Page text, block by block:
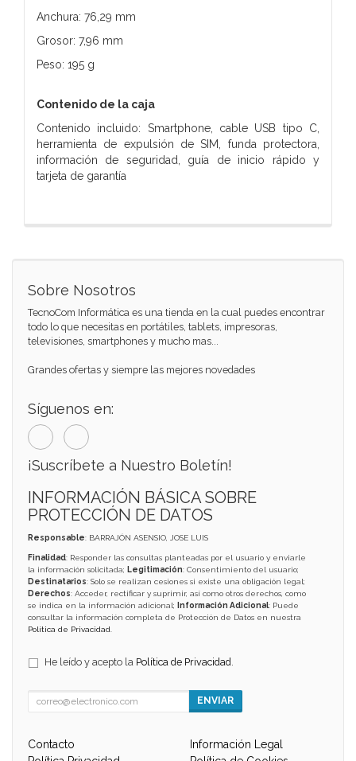
Anchura: 76,29 mm
Grosor: 7,96 mm
Peso: 195 g
Contenido de la caja
Contenido incluido: Smartphone, cable USB tipo C,
herramienta de expulsión de SIM, funda protectora,
información de seguridad, guía de inicio rápido y
tarjeta de garantía
Sobre Nosotros
TecnoCom Informática es una tienda en la cual puedes encontrar
todo lo que necesitas en portátiles, tablets, impresoras,
televisiones, smartphones y mucho mas...
Grandes ofertas y siempre las mejores novedades
Síguenos en:
¡Suscríbete a Nuestro Boletín!
INFORMACIÓN BÁSICA SOBRE
PROTECCIÓN DE DATOS
Responsable: BARRAJÓN ASENSIO, JOSE LUIS
Finalidad: Responder las consultas planteadas por el usuario y enviarle
la información solicitada; Legitimación: Consentimiento del usuario;
Destinatarios: Solo se realizan cesiones si existe una obligación legal;
Derechos: Acceder, rectificar y suprimir, así como otros derechos, como
se indica en la información adicional;
Información Adicional: Puede
consultar la información completa de Protección de Datos en nuestra
Política de Privacidad
He leído y acepto la Política de Privacidad
ENVIAR
Contacto
Información Legal